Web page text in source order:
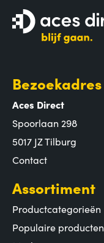
Bezoekadres
Aces Direct
Spoorlaan 298
5017 JZ Tilburg
Contact
Assortiment
Productcategorieën
Populaire producten